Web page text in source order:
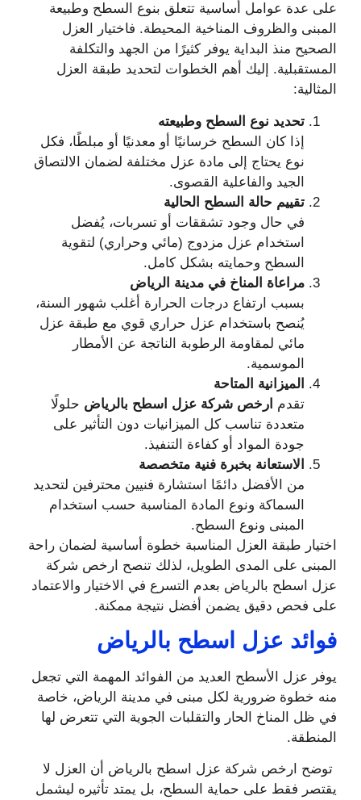
على عدة عوامل أساسية تتعلق بنوع السطح وطبيعة
المبنى والظروف المناخية المحيطة. فاختيار العزل
الصحيح منذ البداية يوفر كثيرًا من الجهد والتكلفة
المستقبلية. إليك أهم الخطوات لتحديد طبقة العزل
المثالية:
تحديد نوع السطح وطبيعته
إذا كان السطح خرسانيًا أو معدنيًا أو مبلطًا، فكل
نوع يحتاج إلى مادة عزل مختلفة لضمان الالتصاق
الجيد والفاعلية القصوى.
تقييم حالة السطح الحالية
في حال وجود تشققات أو تسربات، يُفضل
استخدام عزل مزدوج (مائي وحراري) لتقوية
السطح وحمايته بشكل كامل.
مراعاة المناخ في مدينة الرياض
بسبب ارتفاع درجات الحرارة أغلب شهور السنة،
يُنصح باستخدام عزل حراري قوي مع طبقة عزل
مائي لمقاومة الرطوبة الناتجة عن الأمطار
الموسمية.
الميزانية المتاحة
تقدم ارخص شركة عزل اسطح بالرياض حلولًا
متعددة تناسب كل الميزانيات دون التأثير على
جودة المواد أو كفاءة التنفيذ.
الاستعانة بخبرة فنية متخصصة
من الأفضل دائمًا استشارة فنيين محترفين لتحديد
السماكة ونوع المادة المناسبة حسب استخدام
المبنى ونوع السطح.
اختيار طبقة العزل المناسبة خطوة أساسية لضمان راحة
المبنى على المدى الطويل، لذلك تنصح ارخص شركة
عزل اسطح بالرياض بعدم التسرع في الاختيار والاعتماد
على فحص دقيق يضمن أفضل نتيجة ممكنة.
فوائد عزل اسطح بالرياض
يوفر عزل الأسطح العديد من الفوائد المهمة التي تجعل
منه خطوة ضرورية لكل مبنى في مدينة الرياض، خاصة
في ظل المناخ الحار والتقلبات الجوية التي تتعرض لها
المنطقة.
توضح ارخص شركة عزل اسطح بالرياض أن العزل لا
يقتصر فقط على حماية السطح، بل يمتد تأثيره ليشمل